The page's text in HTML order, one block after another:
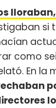
si
como
En la